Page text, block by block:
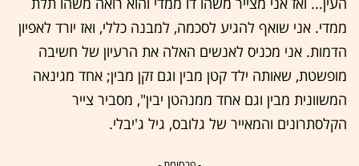
ממדי. אני שואף להגיע לסכמה, למבנה כללי, ואז יורד לאפיון
הדמות. אני מכניס לאנשים האלה את הרעיון של חשיבה
מופשטת, שאותה ילד קטן מבין וגם זקן מבין; אחד מגינאה
המשוונית מבין וגם אחד ממנהטן יבין", מסביר צייר
הקלסתרונים והמאייר של גלובס, גיל ג'יבלי.